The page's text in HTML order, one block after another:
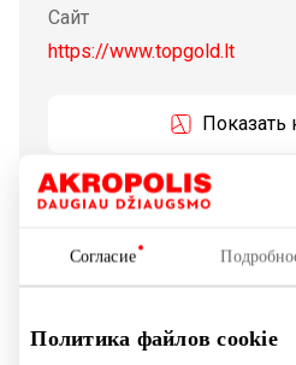
Согласие
Политика файлов cookie
Сайт
https://www.topgold.lt
Показать
Компания работает с 1993
производством, продажои и
изделий. В наших магазинах
серебра. Мы уделяем